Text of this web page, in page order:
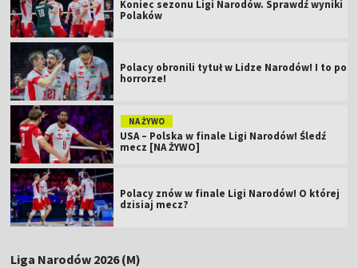
Koniec sezonu Ligi Narodów. Sprawdź wyniki
Polaków
Polacy obronili tytuł w Lidze Narodów! I to po
horrorze!
NA ŻYWO
USA – Polska w finale Ligi Narodów! Śledź
mecz [NA ŻYWO]
Polacy znów w finale Ligi Narodów! O której
dzisiaj mecz?
Liga Narodów 2026 (M)